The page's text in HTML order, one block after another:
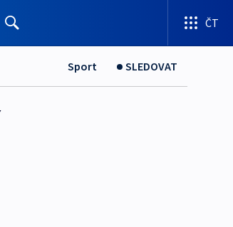
ČT
Sport SLEDOVAT